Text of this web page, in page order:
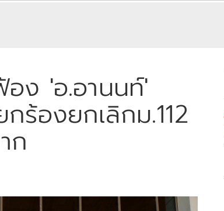
ง 'อ.อานนท์'
ร้องยกเลิกม.112
ก